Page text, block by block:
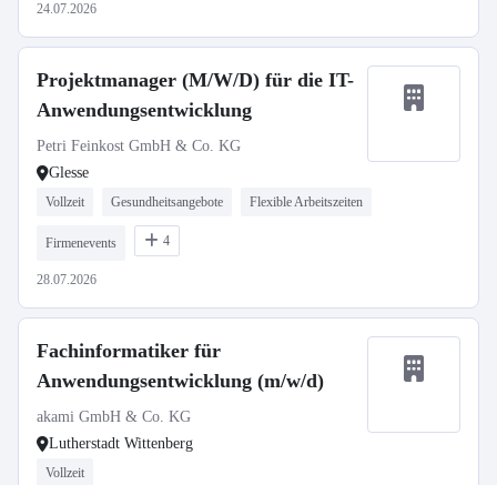
24.07.2026
Projektmanager (M/W/D) für die IT-
Anwendungsentwicklung
Petri Feinkost GmbH & Co. KG
Glesse
Vollzeit Gesundheitsangebote Flexible Arbeitszeiten
Firmenevents 4
28.07.2026
Fachinformatiker für
Anwendungsentwicklung (m/w/d)
akami GmbH & Co. KG
Lutherstadt Wittenberg
Vollzeit